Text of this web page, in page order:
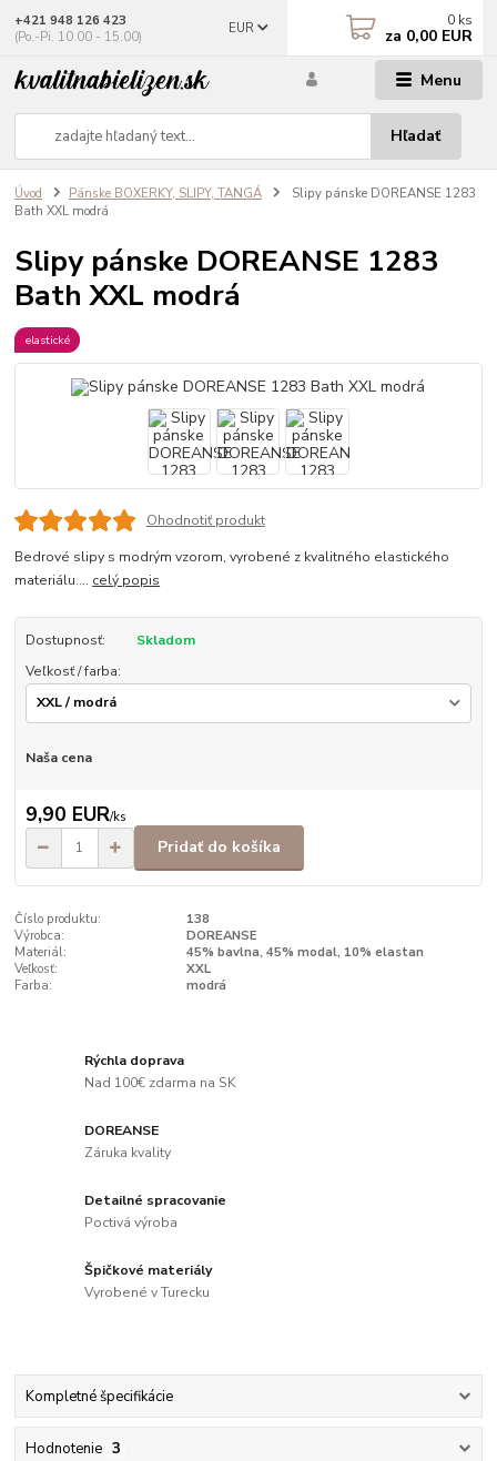
Menu
EUR
Hľadať
+421 948 126 423
(Po.-Pi. 10.00 - 15.00)
0 ks
za 0,00 EUR
Úvod Pánske BOXERKY, SLIPY, TANGÁ
Slipy pánske DOREANSE 1283
Bath XXL modrá
Slipy pánske DOREANSE 1283
Bath XXL modrá
elastické
Ohodnotiť produkt
Bedrové slipy s modrým vzorom, vyrobené z kvalitného elastického
materiálu.... celý popis
Dostupnosť:
Skladom
Veľkosť / farba:
Naša cena
9,90 EUR/ks
Pridať do košíka
Číslo produktu:
138
Výrobca:
DOREANSE
Materiál:
45% bavlna, 45% modal, 10% elastan
Veľkosť:
XXL
Farba:
modrá
Rýchla doprava
Nad 100€ zdarma na SK
DOREANSE
Záruka kvality
Detailné spracovanie
Poctivá výroba
Špičkové materiály
Vyrobené v Turecku
Kompletné špecifikácie
Hodnotenie 3